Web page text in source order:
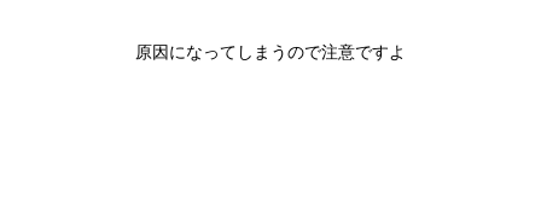
原因になってしまうので注意ですよ